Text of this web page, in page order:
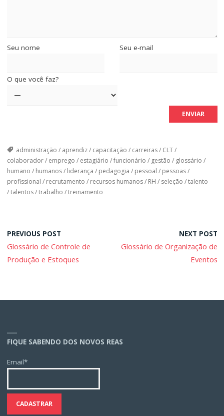
Seu nome Seu e-mail
O que você faz?
administração / aprendiz/ capacitação / carreiras/ CLT/
colaborador/ emprego / estagiário /funcionário / gestão / glossário /
humano / humanos/ liderança / pedagogia / pessoal / pessoas/
profissional / recrutamento / recursos humanos/ RH / seleção /talento
/talentos/trabalho /treinamento
PREVIOUS POST
Glossário de Controle de
Produção e Estoques
NEXT POST
Glossário de Organização de
Eventos
FIQUE SABENDO DOS NOVOS REAS
Email*